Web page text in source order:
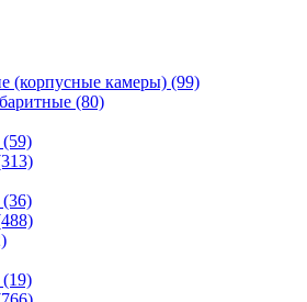
(корпусные камеры) (99)
(80)
(59)
(36)
(19)